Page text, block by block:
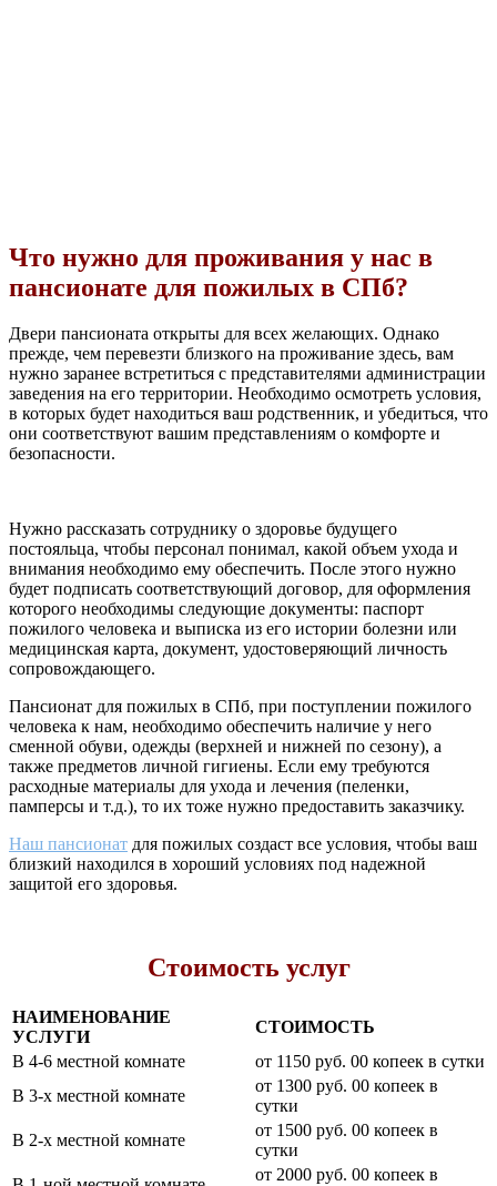
Что нужно для проживания у нас в
пансионате для пожилых в СПб?
Двери пансионата открыты для всех желающих. Однако
прежде, чем перевезти близкого на проживание здесь, вам
нужно заранее встретиться с представителями администрации
заведения на его территории. Необходимо осмотреть условия,
в которых будет находиться ваш родственник, и убедиться, что
они соответствуют вашим представлениям о комфорте и
безопасности.
Нужно рассказать сотруднику о здоровье будущего
постояльца, чтобы персонал понимал, какой объем ухода и
внимания необходимо ему обеспечить. После этого нужно
будет подписать соответствующий договор, для оформления
которого необходимы следующие документы: паспорт
пожилого человека и выписка из его истории болезни или
медицинская карта, документ, удостоверяющий личность
сопровождающего.
Пансионат для пожилых в СПб, при поступлении пожилого
человека к нам, необходимо обеспечить наличие у него
сменной обуви, одежды (верхней и нижней по сезону), а
также предметов личной гигиены. Если ему требуются
расходные материалы для ухода и лечения (пеленки,
памперсы и т.д.), то их тоже нужно предоставить заказчику.
Наш пансионат для пожилых создаст все условия, чтобы ваш
близкий находился в хороший условиях под надежной
защитой его здоровья.
Стоимость услуг
НАИМЕНОВАНИЕ
УСЛУГИ
СТОИМОСТЬ
В 4-6 местной комнате
от 1150 руб. 00 копеек в сутки
В 3-х местной комнате
от 1300 руб. 00 копеек в
сутки
В 2-х местной комнате
от 1500 руб. 00 копеек в
сутки
от 2000 руб. 00 копеек в